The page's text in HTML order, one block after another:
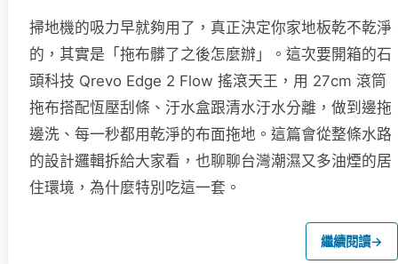
掃地機的吸力早就夠用了，真正決定你家地板乾不乾淨
的，其實是「拖布髒了之後怎麼辦」。這次要開箱的石
頭科技 Qrevo Edge 2 Flow 搖滾天王，用 27cm 滾筒
拖布搭配恆壓刮條、汙水盒跟清水汙水分離，做到邊拖
邊洗、每一秒都用乾淨的布面拖地。這篇會從整條水路
的設計邏輯拆給大家看，也聊聊台灣潮濕又多油煙的居
住環境，為什麼特別吃這一套。
繼續閱讀→